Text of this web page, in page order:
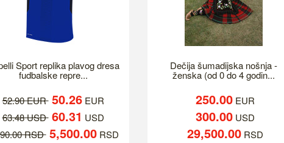
Sport replika plavog dresa
fudbalske repre...
52.90 EUR 50.26EUR
63.48 USD 60.31 USD
RSD 5,500.00RSD
Dečija šumadijska nošnja -
ženska (od 0 do 4 godin...
250.00 EUR
300.00 USD
29,500.00 RSD